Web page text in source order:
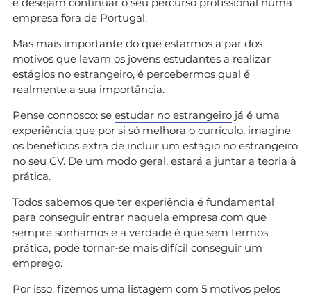
empresa fora de Portugal.
Mas mais importante do que estarmos a par dos
motivos que levam os jovens estudantes a realizar
estágios no estrangeiro, é percebermos qual é
realmente a sua importância.
Pense connosco: se estudar no estrangeiro já é uma
experiência que por si só melhora o currículo, imagine
os benefícios extra de incluir um estágio no estrangeiro
no seu CV. De um modo geral, estará a juntar a teoria à
prática.
Todos sabemos que ter experiência é fundamental
para conseguir entrar naquela empresa com que
sempre sonhamos e a verdade é que sem termos
prática, pode tornar-se mais difícil conseguir um
emprego.
Por isso, fizemos uma listagem com 5 motivos pelos